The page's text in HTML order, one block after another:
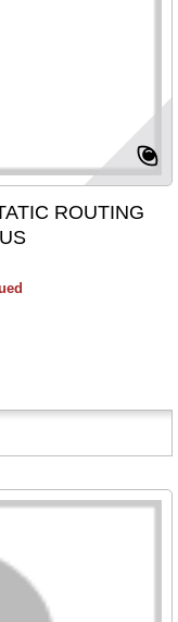
ROUTING